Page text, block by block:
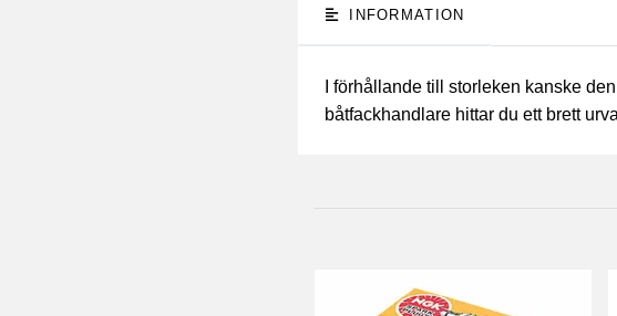
INFORMATION
I förhållande till storleken kanske
båtfackhandlare hittar du ett brett